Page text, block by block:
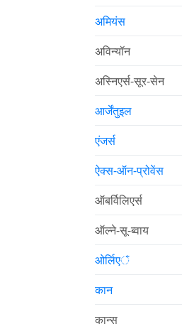
अमियंस
अविन्यॉन
अस्निएर्स-सूर-सेन
आर्जेंतुइल
एंजर्स
ऐक्स-ऑन-प्रोवेंस
ऑबर्विलिएर्स
ऑल्ने-सू-ब्वाय
ओर्लिएঁ
कान
कान्स